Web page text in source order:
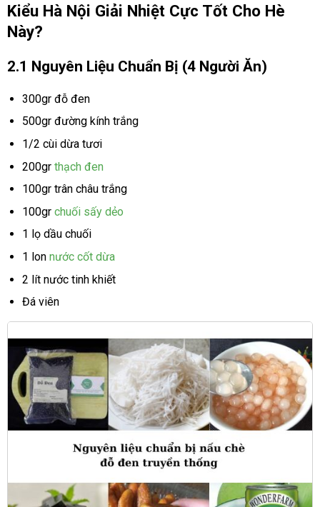
Kiểu Hà Nội Giải Nhiệt Cực Tốt Cho Hè
Này?
2.1 Nguyên Liệu Chuẩn Bị (4 Người Ăn)
300gr đỗ đen
500gr đường kính trắng
1/2 cùi dừa tươi
200gr thạch đen
100gr trân châu trắng
100gr chuối sấy dẻo
1 lọ dầu chuối
1 lon nước cốt dừa
2 lít nước tinh khiết
Đá viên